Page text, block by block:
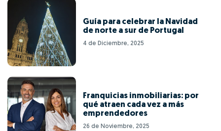
Guía para celebrar la Navidad
de norte a sur de Portugal
4 de Diciembre, 2025
Franquicias inmobiliarias: por
qué atraen cada vez a más
emprendedores
26 de Noviembre, 2025